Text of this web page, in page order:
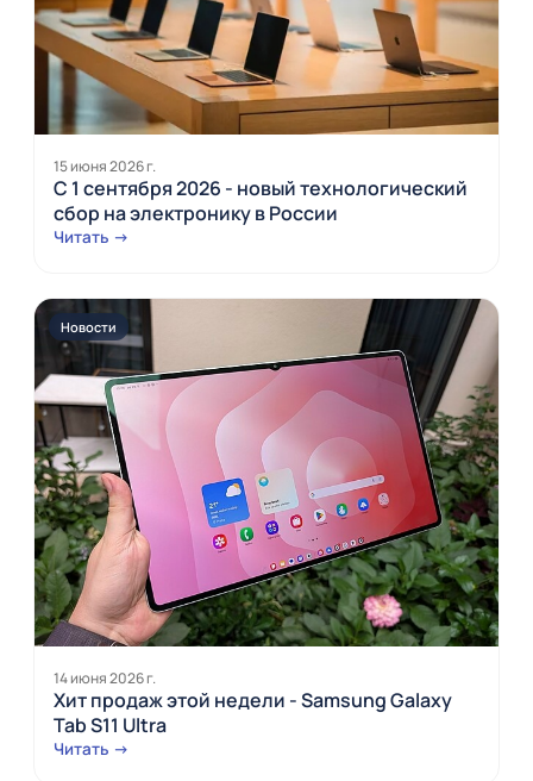
15 июня 2026 г.
С 1 сентября 2026 - новый технологический
сбор на электронику в России
Читать →
Новости
14 июня 2026 г.
Хит продаж этой недели - Samsung Galaxy
Tab S11 Ultra
Читать →